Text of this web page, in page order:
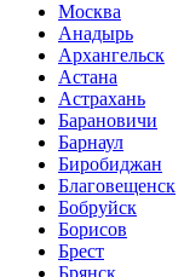
Москва
Анадырь
Архангельск
Астана
Астрахань
Барановичи
Барнаул
Биробиджан
Благовещенск
Бобруйск
Борисов
Брест